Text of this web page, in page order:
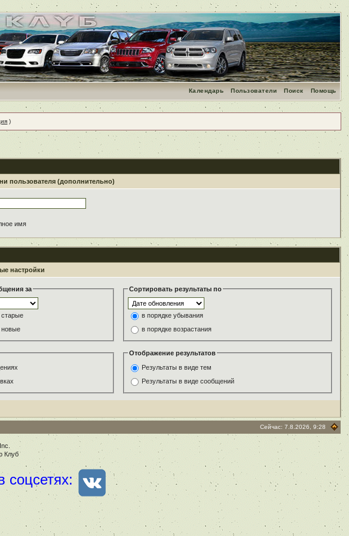
Помощь
Поиск
Пользователи
Календарь
)
пользователя (дополнительно)
имя
настройки
за
старые
новые
Сортировать результаты по
в порядке убывания
в порядке возрастания
Отображение результатов
Результаты в виде тем
Результаты в виде сообщений
Сейчас: 7.8.2026, 9:28
Клуб
соцсетях: